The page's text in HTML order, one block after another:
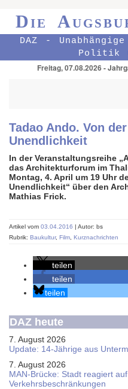
Die
DAZ -
Politik
Freitag, 07.08.2026 -
Tadao Ando. Von
Unendlichkeit
In der Veranstaltungsreihe
das Architekturforum im
Montag, 4. April um 19 Uhr
Unendlichkeit“ über den
Mathias Frick.
Artikel vom 03.04.2016 | Autor: bs
Rubrik: Baukultur, Film Kurznachrichten
teilen
teilen
teilen
DAZ heute
7. August 2026
Update: 14-Jährige aus
7. August 2026
MAN-Brücke: Stadt reagiert
Verkehrsbeschränkungen